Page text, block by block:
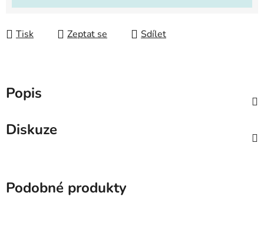
Tisk Zeptat se Sdílet
Popis
Diskuze
Podobné produkty